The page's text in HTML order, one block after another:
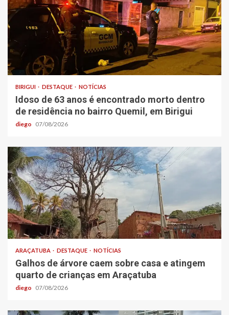
BIRIGUI DESTAQUE NOTÍCIAS
Idoso de 63 anos é encontrado morto dentro
de residência no bairro Quemil, em Birigui
diego 07/08/2026
ARAÇATUBA DESTAQUE NOTÍCIAS
Galhos de árvore caem sobre casa e atingem
quarto de crianças em Araçatuba
diego 07/08/2026